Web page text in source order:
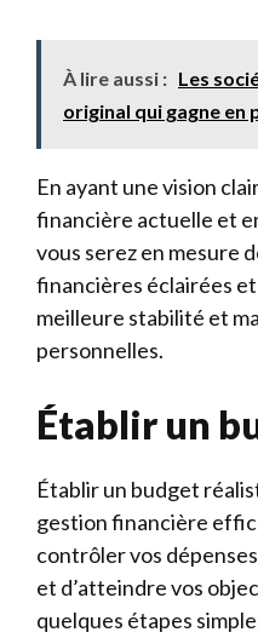
À lire aussi : Les
original qui gagne en
En ayant une vision
financière actuelle et
vous serez en mesure
financières éclairées
meilleure stabilité et
personnelles.
Établir un
Établir un budget
gestion financière
contrôler vos
et d’atteindre vos
quelques étapes